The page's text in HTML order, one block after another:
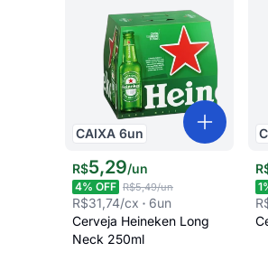
CAIXA 6un
R$5,29/un
4% OFF R$5,49/un
R$31,74/cx 6un
Cerveja Heineken Long
Neck 250ml
1